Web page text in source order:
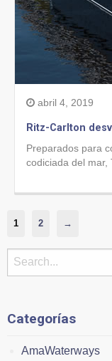
abril 4, 2019
Ritz-Carlton
Preparados para
codiciada del mar,
1 2 →
Categorías
AmaWaterways